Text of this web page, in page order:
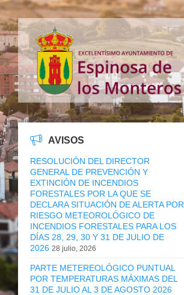
AVISOS
RESOLUCIÓN DEL DIRECTOR
GENERAL DE PREVENCIÓN Y
EXTINCIÓN DE INCENDIOS
FORESTALES POR LA QUE SE
DECLARA SITUACIÓN DE ALERTA POR
RIESGO METEOROLÓGICO DE
INCENDIOS FORESTALES PARA LOS
DÍAS 28, 29, 30 Y 31 DE JULIO DE
2026 28 julio, 2026
PARTE METEREOLÓGICO PUNTUAL
POR TEMPERATURAS MÁXIMAS DEL
31 DE JULIO AL 3 DE AGOSTO 2026